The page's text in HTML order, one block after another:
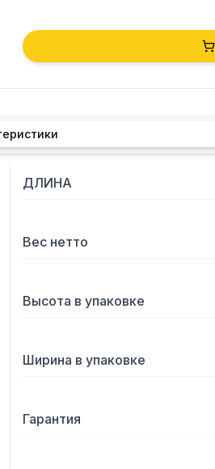
— Корпус изготовлен из
— Регулируемые по
ДЛИНА
Вес нетто
Высота в упаковке
Ширина в упаковке
Гарантия